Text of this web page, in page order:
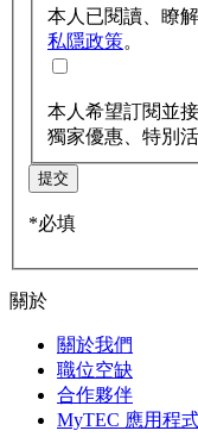
本人已閱讀、瞭
私隱政策。
本人希望訂閱並
獨家優惠、特別
提交
*必填
關於
關於我們
職位空缺
合作夥伴
MyTEC 應用程